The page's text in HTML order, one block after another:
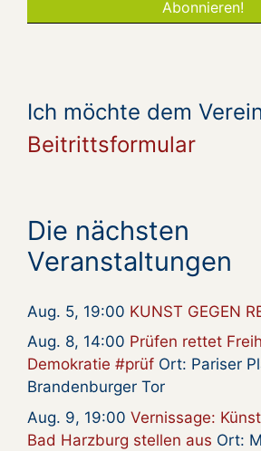
Ich möchte dem
Beitrittsformular
Die nächsten
Veranstaltungen
Aug. 5, 19:00 KUNST GEGEN
Aug. 8, 14:00 Prüfen rettet
Demokratie #prüf Ort: Pariser
Brandenburger Tor
Aug. 9, 19:00 Vernissage:
Bad Harzburg stellen aus Ort: